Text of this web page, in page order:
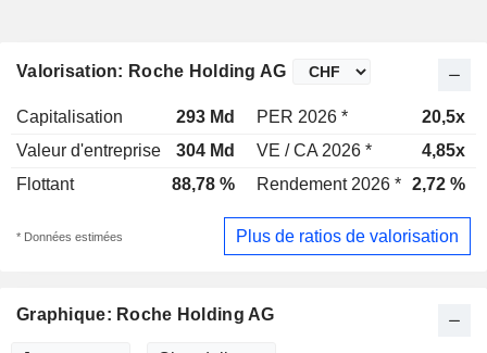
Valorisation: Roche Holding AG
Capitalisation 293 Md PER 2026 *
20,5x
Valeur d'entreprise
304 Md VE / CA 2026 *
4,85x
Flottant
88,78 % Rendement 2026 * 2,72 %
* Données estimées Plus de ratios de valorisation
Graphique: Roche Holding AG